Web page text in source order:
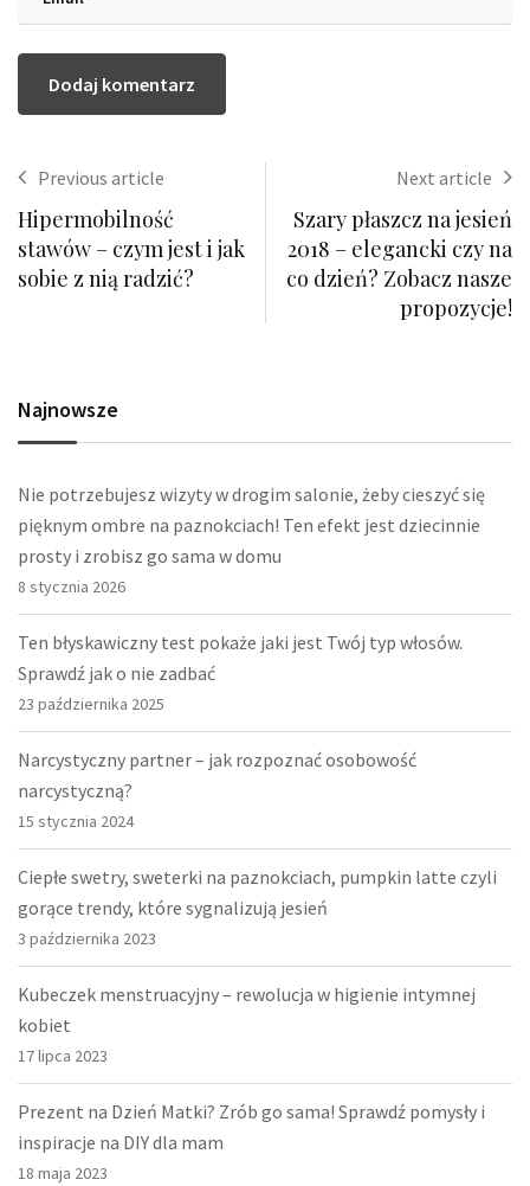
Previous article
Hipermobilność
stawów – czym jest i jak
sobie z nią radzić?
Next article
Szary płaszcz na jesień
2018 – elegancki czy na
co dzień? Zobacz nasze
propozycje!
Najnowsze
Nie potrzebujesz wizyty w drogim salonie, żeby cieszyć się
pięknym ombre na paznokciach! Ten efekt jest dziecinnie
prosty i zrobisz go sama w domu
8 stycznia 2026
Ten błyskawiczny test pokaże jaki jest Twój typ włosów.
Sprawdź jak o nie zadbać
23 października 2025
Narcystyczny partner – jak rozpoznać osobowość
narcystyczną?
15 stycznia 2024
Ciepłe swetry, sweterki na paznokciach, pumpkin latte czyli
gorące trendy, które sygnalizują jesień
3 października 2023
Kubeczek menstruacyjny – rewolucja w higienie intymnej
kobiet
17 lipca 2023
Prezent na Dzień Matki? Zrób go sama! Sprawdź pomysły i
inspiracje na DIY dla mam
18 maja 2023